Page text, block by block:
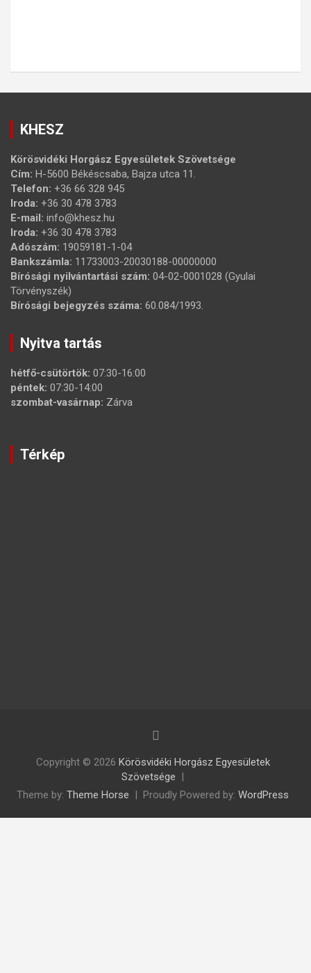
KHESZ
Körösvidéki Horgász Egyesületek Szövetsége
Cím: H-5600 Békéscsaba, Bajza utca 11.
Telefon: +36 66 328 945
Iroda: +36 30 478 3783
E-mail: info@khesz.hu
Iroda: +36 30 478 3783
Adószám: 19059181-1-04
Bankszámla: 11733003-20030188-00000000
Bírósági nyilvántartási szám: 04-02-0001028 (Gyulai
Törvényszék)
Bírósági bejegyzés száma: 60.084/1993.
Nyitva tartás
hétfő-csütörtök: 07:30-16:00
péntek: 07:30-14:00
szombat-vasárnap: Zárva
Térkép
Copyright © 2026 Körösvidéki Horgász Egyesületek
Szövetsége
Theme by: Theme Horse Proudly Powered by: WordPress